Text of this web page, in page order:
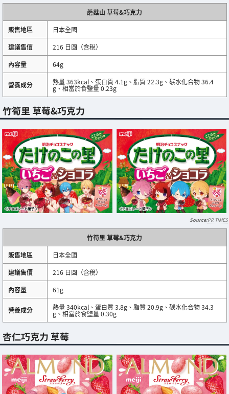
蘑菇山 草莓&巧克力
販售地區
日本全國
建議售價
216 日圓（含稅）
內容量
64g
營養成分 熱量 363kcal、蛋白質 4.1g、脂質 22.3g、碳水化合物 36.4
g、相當於食鹽量 0.23g
竹筍里 草莓&巧克力
PR TIMES
竹筍里 草莓&巧克力
販售地區
日本全國
建議售價
216 日圓（含稅）
內容量
61g
營養成分 熱量 340kcal、蛋白質 3.8g、脂質 20.9g、碳水化合物 34.3
g、相當於食鹽量 0.30g
杏仁巧克力 草莓